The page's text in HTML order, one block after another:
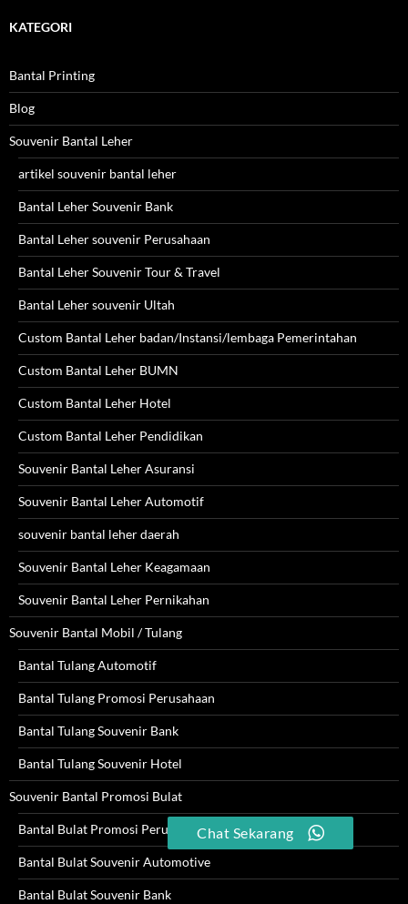
KATEGORI
Bantal Printing
Blog
Souvenir Bantal Leher
artikel souvenir bantal leher
Bantal Leher Souvenir Bank
Bantal Leher souvenir Perusahaan
Bantal Leher Souvenir Tour & Travel
Bantal Leher souvenir Ultah
Custom Bantal Leher badan/Instansi/lembaga Pemerintahan
Custom Bantal Leher BUMN
Custom Bantal Leher Hotel
Custom Bantal Leher Pendidikan
Souvenir Bantal Leher Asuransi
Souvenir Bantal Leher Automotif
souvenir bantal leher daerah
Souvenir Bantal Leher Keagamaan
Souvenir Bantal Leher Pernikahan
Souvenir Bantal Mobil / Tulang
Bantal Tulang Automotif
Bantal Tulang Promosi Perusahaan
Bantal Tulang Souvenir Bank
Bantal Tulang Souvenir Hotel
Souvenir Bantal Promosi Bulat
Bantal Bulat Promosi Perusahaan
Bantal Bulat Souvenir Automotive
Bantal Bulat Souvenir Bank
Chat Sekarang